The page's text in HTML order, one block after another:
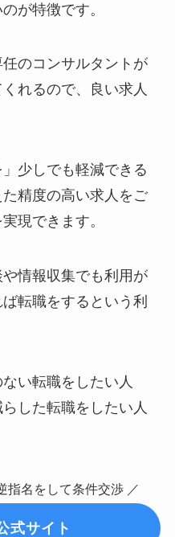
が特徴です。
のコンサルタントが
れるので、良い求人
少しでも軽減できる
精度の高い求人をご
現できます。
情報収集でも利用が
転職をするという利
い転職をしたい人
した転職をしたい人
指名をして条件交渉 ／
式サイト